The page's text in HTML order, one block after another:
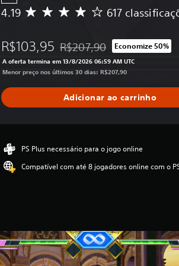
D
e
s
t
e
l
s
a
c
i
c
a
4.19 617
R$103,95 Desconto aplicado no preço
R$207,90 Economize 50%
A oferta termina em 13/8/2026 06:59 AM UTC
Menor preço nos últimos 30 dias: R$207,90
Adicionar ao carrinho
PS Plus necessário para o jogo online
Compatível com até 8 jogadores online com o